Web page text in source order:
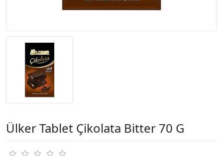
Ülker Tablet Çikolata Bitter 70 G